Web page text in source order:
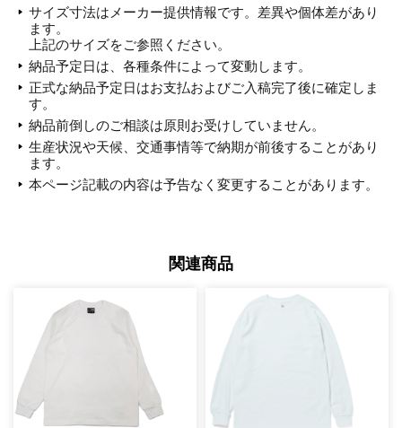
サイズ寸法はメーカー提供情報です。差異や個体差があり
ます。
上記のサイズをご参照ください。
納品予定日は、各種条件によって変動します。
正式な納品予定日はお支払およびご入稿完了後に確定しま
す。
納品前倒しのご相談は原則お受けしていません。
生産状況や天候、交通事情等で納期が前後することがあり
ます。
本ページ記載の内容は予告なく変更することがあります。
関連商品